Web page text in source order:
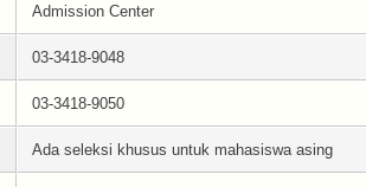
Admission Center
03-3418-9048
03-3418-9050
Ada seleksi khusus untuk mahasiswa asing